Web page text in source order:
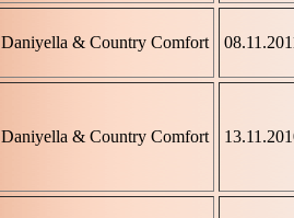
Daniyella & Country Comfort
Daniyella & Country Comfort